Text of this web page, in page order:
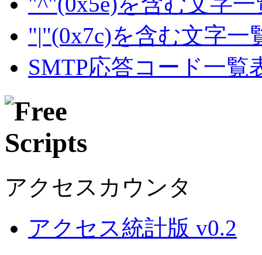
"|"(0x7c)を含む文字一
SMTP応答コード一覧
アクセスカウンタ
アクセス統計版 v0.2